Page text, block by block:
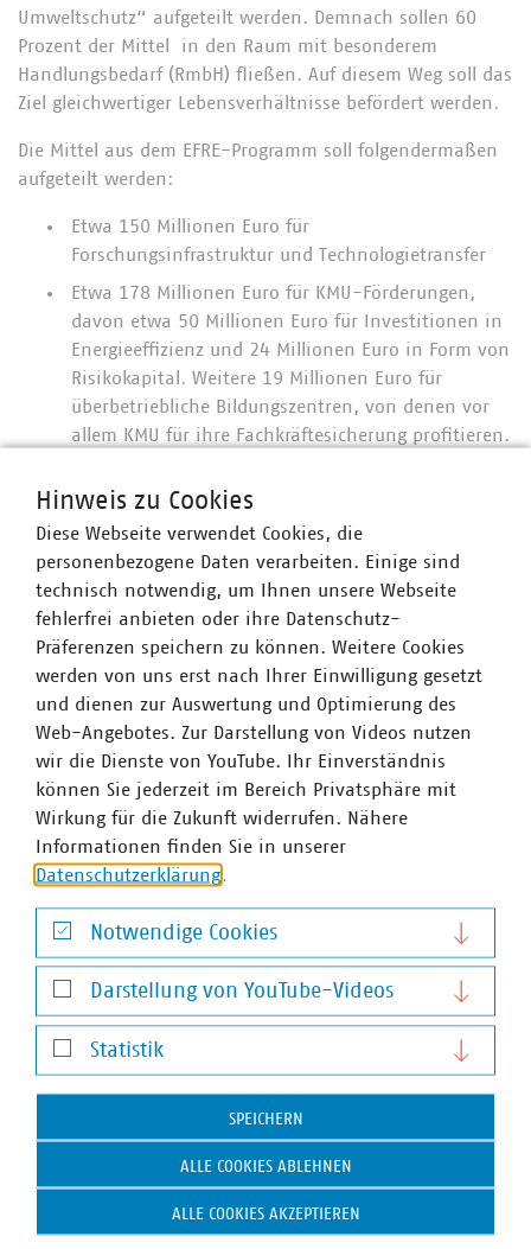
Umweltschutz“ aufgeteilt werden. Demnach sollen 60
Prozent der Mittel in den Raum mit besonderem
Handlungsbedarf (RmbH) fließen. Auf diesem Weg soll das
Ziel gleichwertiger Lebensverhältnisse befördert werden.
Die Mittel aus dem EFRE-Programm soll folgendermaßen
aufgeteilt werden:
Etwa 150 Millionen Euro für
Forschungsinfrastruktur und Technologietransfer
Etwa 178 Millionen Euro für KMU-Förderungen,
davon etwa 50 Millionen Euro für Investitionen in
Energieeffizienz und 24 Millionen Euro in Form von
Risikokapital. Weitere 19 Millionen Euro für
überbetriebliche Bildungszentren, von denen vor
allem KMU für ihre Fachkräftesicherung profitieren.
der Bioökonomie mit 15 Millionen Euro
64 Millionen Euro für grüne
Kommunalmaßnahmen, mit Themen von der
Energieeffizienz bis hin zu Altlastensanierung.
Davon profitieren auch die Tourismusinfrastruktur
und die Kultur mit der Sanierung nichtstaatlicher
Museen.
Mehr als 51 Millionen Euro an weitere Umwelt-
und Klimamaßnahmen wie die energetische
Infrastruktur/Biodiversität.
vorbehaltlich der Genehmigung durch die EU-
Kommission steht. Hierdurch können sich noch
Änderungen ergeben.
Ansprechpartner
Hinweis zu Cookies
Diese Webseite verwendet Cookies, die
personenbezogene Daten verarbeiten. Einige sind
technisch notwendig, um Ihnen unsere Webseite
fehlerfrei anbieten oder ihre Datenschutz-
Präferenzen speichern zu können. Weitere Cookies
werden von uns erst nach Ihrer Einwilligung gesetzt
und dienen zur Auswertung und Optimierung des
Web-Angebotes. Zur Darstellung von Videos nutzen
wir die Dienste von YouTube. Ihr Einverständnis
können Sie jederzeit im Bereich Privatsphäre mit
Wirkung für die Zukunft widerrufen. Nähere
Informationen finden Sie in unserer
Datenschutzerklärung
Notwendige Cookies
Notwendige Cookies
Darstellung von YouTube-Videos
Darstellung von YouTube-Videos
Statistik
Statistik
SPEICHERN
ALLE COOKIES ABLEHNEN
ALLE COOKIES AKZEPTIEREN